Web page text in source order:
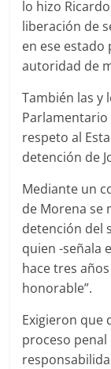
lo hizo
liberación de
en ese estado
autoridad de
También las y
respeto al
detención de
Mediante un
de Morena se
detención del
quien -señala
hace tres
honorable”.
Exigieron que
proceso